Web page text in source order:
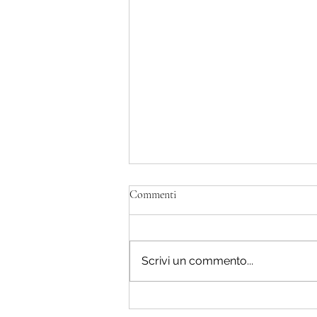
L'insegnamento nascosto.
Commenti
Scrivi un commento...